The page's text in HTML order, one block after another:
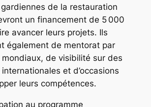
de la restauration
un financement de 5 000
avancer leurs projets. Ils
également de mentorat par
de visibilité sur des
et d’occasions
leurs compétences.
au programme